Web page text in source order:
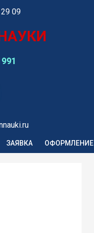
09
ЗАЯВКА ОФОРМЛЕНИЕ